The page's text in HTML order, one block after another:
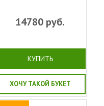
14780 руб.
КУПИТЬ
ХОЧУ ТАКОЙ БУКЕТ